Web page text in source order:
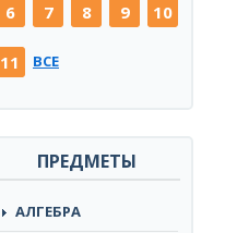
6 7 8 9 10
11 ВСЕ
ПРЕДМЕТЫ
АЛГЕБРА